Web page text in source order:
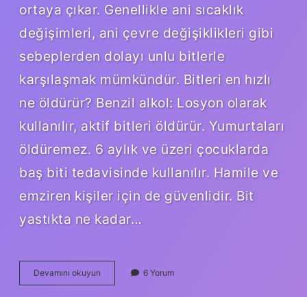
ortaya çıkar. Genellikle ani sıcaklık
değişimleri, ani çevre değişiklikleri gibi
sebeplerden dolayı unlu bitlerle
karşılaşmak mümkündür. Bitleri en hızlı
ne öldürür? Benzil alkol: Losyon olarak
kullanılır, aktif bitleri öldürür. Yumurtaları
öldüremez. 6 aylık ve üzeri çocuklarda
baş biti tedavisinde kullanılır. Hamile ve
emziren kişiler için de güvenlidir. Bit
yastıkta ne kadar…
Devamını okuyun
Biti
6 Yorum